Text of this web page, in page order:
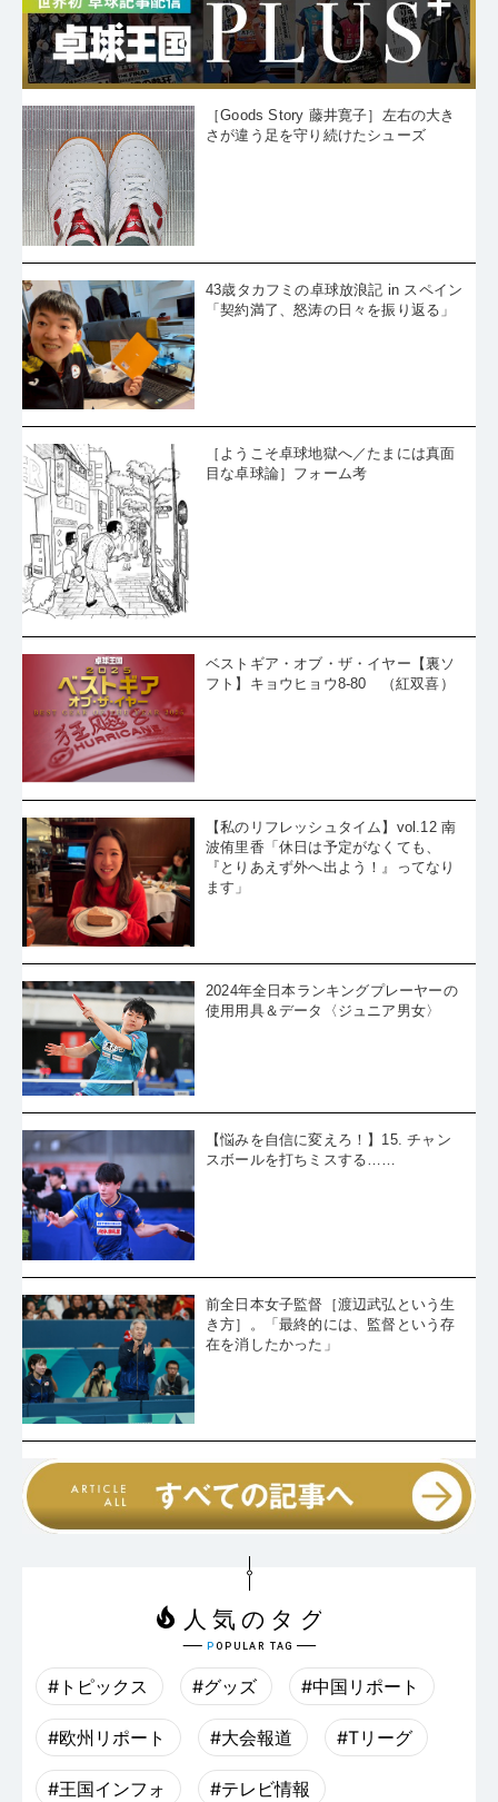
［Goods Story 藤井寛子］左右の大き
さが違う足を守り続けたシューズ
43歳タカフミの卓球放浪記 in スペイン
「契約満了、怒涛の日々を振り返る」
［ようこそ卓球地獄へ／たまには真面
目な卓球論］フォーム考
ベストギア・オブ・ザ・イヤー【裏ソ
フト】キョウヒョウ8-80 （紅双喜）
【私のリフレッシュタイム】vol.12 南
波侑里香「休日は予定がなくても、
『とりあえず外へ出よう！』ってなり
ます」
2024年全日本ランキングプレーヤーの
使用用具＆データ〈ジュニア男女〉
【悩みを自信に変えろ！】15. チャン
スボールを打ちミスする……
前全日本女子監督［渡辺武弘という生
き方］。「最終的には、監督という存
在を消したかった」
#トピックス #グッズ #中国リポート
#欧州リポート #大会報道 #Tリーグ
#王国インフォ #テレビ情報